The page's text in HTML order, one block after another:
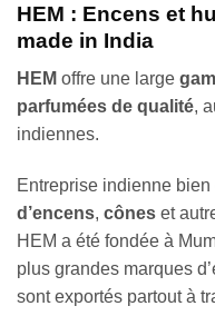
HEM : Encens et
made in India
HEM offre une large
parfumées de qualité,
indiennes.
Entreprise indienne
d’encens, cônes et
HEM a été fondée à
plus grandes marques
sont exportés partout à